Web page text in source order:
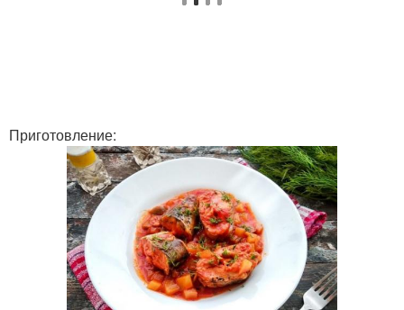
Приготовление: